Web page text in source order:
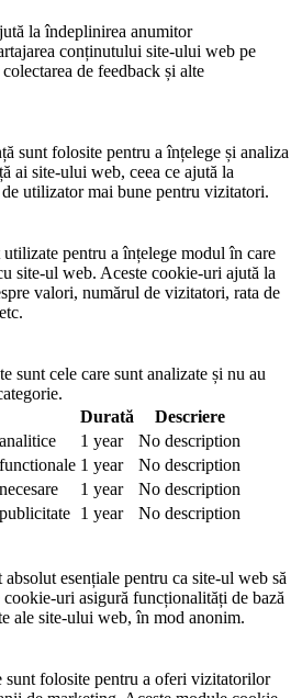
la îndeplinirea anumitor
conținutului site-ului web pe
de feedback și alte
sunt folosite pentru a înțelege și analiza
ai site-ului web, ceea ce ajută la
utilizator mai bune pentru vizitatori.
pentru a înțelege modul în care
site-ul web. Aceste cookie-uri ajută la
valori, numărul de vizitatori, rata de
sunt cele care sunt analizate și nu au
Durată
Descriere
1 year
No description
1 year
No description
1 year
No description
1 year
No description
esențiale pentru ca site-ul web să
uri asigură funcționalități de bază
ale site-ului web, în mod anonim.
folosite pentru a oferi vizitatorilor